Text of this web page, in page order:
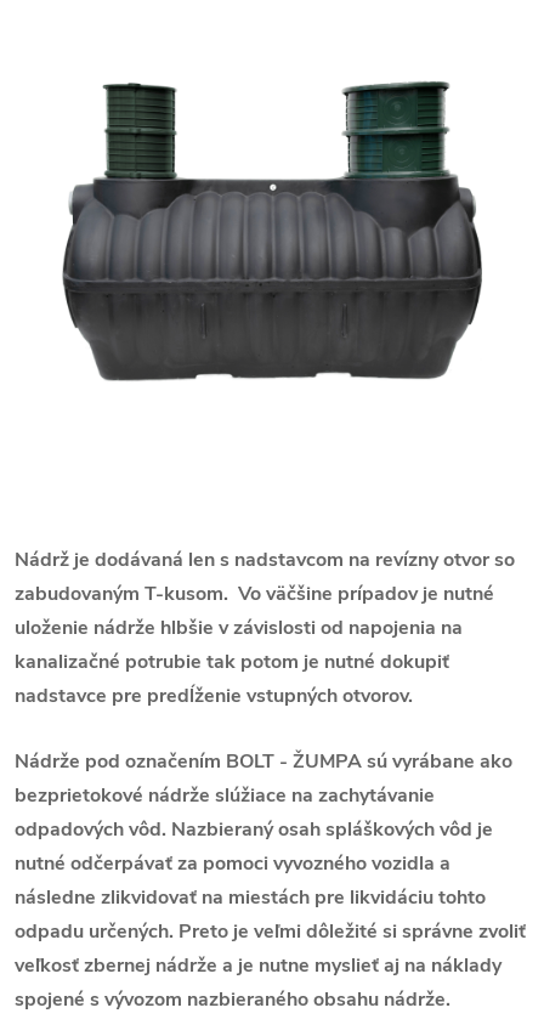
Nádrž je dodávaná len s nadstavcom na revízny otvor so
zabudovaným T-kusom. Vo väčšine prípadov je nutné
uloženie nádrže hlbšie v závislosti od napojenia na
kanalizačné potrubie tak potom je nutné dokupiť
nadstavce pre predĺženie vstupných otvorov.
Nádrže pod označením BOLT - ŽUMPA sú vyrábane ako
bezprietokové nádrže slúžiace na zachytávanie
odpadových vôd. Nazbieraný osah spláškových vôd je
nutné odčerpávať za pomoci vyvozného vozidla a
následne zlikvidovať na miestách pre likvidáciu tohto
odpadu určených. Preto je veľmi dôležité si správne zvoliť
veľkosť zbernej nádrže a je nutne myslieť aj na náklady
spojené s vývozom nazbieraného obsahu nádrže.